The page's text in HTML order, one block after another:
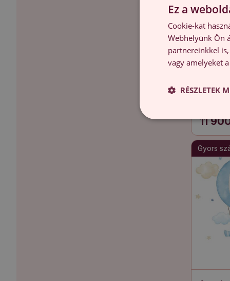
11
Gyors
Ez a
Cookie-kat
Webhelyünk Ön
partnereinkkel
vagy amelyeket
RÉSZLETEK